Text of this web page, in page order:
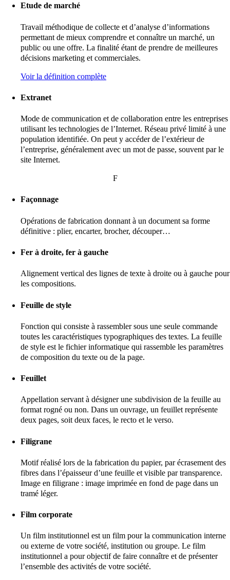
Etude de marché
Travail méthodique de collecte et d’analyse d’informations
permettant de mieux comprendre et connaître un marché, un
public ou une offre. La finalité étant de prendre de meilleures
décisions marketing et commerciales.
Voir la définition complète
Extranet
Mode de communication et de collaboration entre les entreprises
utilisant les technologies de l’Internet. Réseau privé limité à une
population identifiée. On peut y accéder de l’extérieur de
l’entreprise, généralement avec un mot de passe, souvent par le
site Internet.
F
Façonnage
Opérations de fabrication donnant à un document sa forme
définitive : plier, encarter, brocher, découper…
Fer à droite, fer à gauche
Alignement vertical des lignes de texte à droite ou à gauche pour
les compositions.
Feuille de style
Fonction qui consiste à rassembler sous une seule commande
toutes les caractéristiques typographiques des textes. La feuille
de style est le fichier informatique qui rassemble les paramètres
de composition du texte ou de la page.
Feuillet
Appellation servant à désigner une subdivision de la feuille au
format rogné ou non. Dans un ouvrage, un feuillet représente
deux pages, soit deux faces, le recto et le verso.
Filigrane
Motif réalisé lors de la fabrication du papier, par écrasement des
fibres dans l’épaisseur d’une feuille et visible par transparence.
Image en filigrane : image imprimée en fond de page dans un
tramé léger.
Film corporate
Un film institutionnel est un film pour la communication interne
ou externe de votre société, institution ou groupe. Le film
institutionnel a pour objectif de faire connaître et de présenter
l’ensemble des activités de votre société.